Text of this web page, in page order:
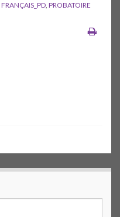
FRANÇAIS_PD, PROBATOIRE